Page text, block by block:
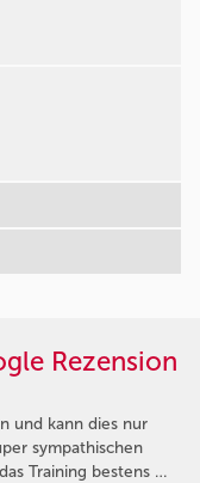
Rezension
und kann dies nur
sympathischen
Training bestens …